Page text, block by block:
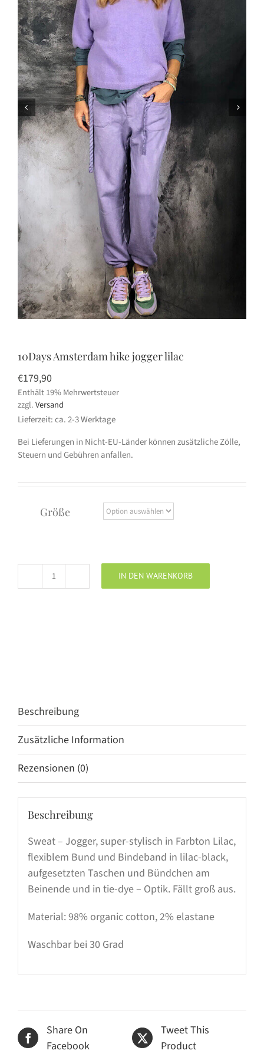
10Days Amsterdam hike jogger lilac
€179,90
Enthält 19% Mehrwertsteuer
zzgl.Versand
Lieferzeit: ca. 2-3 Werktage
Bei Lieferungen in Nicht-EU-Länder können zusätzliche Zölle,
Steuern und Gebühren anfallen.
Größe
10Days
IN DEN WARENKORB
Beschreibung
Zusätzliche Information
Rezensionen (0)
Beschreibung
Sweat – Jogger, super-stylisch in Farbton Lilac,
flexiblem Bund und Bindeband in lilac-black,
aufgesetzten Taschen und Bündchen am
Beinende und in tie-dye – Optik. Fällt groß aus.
Material: 98% organic cotton, 2% elastane
Waschbar bei 30 Grad
Share On
Facebook
Tweet This
Product